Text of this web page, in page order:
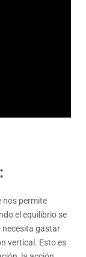
nos permite
el equilibrio se
necesita gastar
vertical. Esto es